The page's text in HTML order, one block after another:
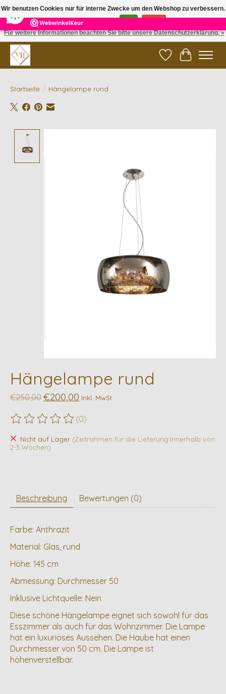
5 Reviews ×
✓ Gratis verzending vanaf €200 | ✓ 14 dagen retourneren
Wunschzettel
Ihr
Startseite / Hängelampe rund
Hängelampe rund
€250,00 €200,00 Inkl. MwSt.
Die Bewertung dieses Produkts ist
(0)
Nicht auf Lager (Zeitrahmen für die Lieferung:Innerhalb von
2-3 Wochen)
Beschreibung Bewertungen (0)
Farbe: Anthrazit
Material: Glas, rund
Höhe: 145 cm
Abmessung: Durchmesser 50
Inklusive Lichtquelle: Nein
Diese schöne Hängelampe eignet sich sowohl für das
Esszimmer als auch für das Wohnzimmer. Die Lampe
hat ein luxuriöses Aussehen. Die Haube hat einen
Durchmesser von 50 cm. Die Lampe ist
höhenverstellbar.
Wir benutzen Cookies nur für interne Zwecke um den Webshop zu verbessern.
Ist das in Ordnung?
Für weitere Informationen beachten Sie bitte unsere Datenschutzerklärung. »